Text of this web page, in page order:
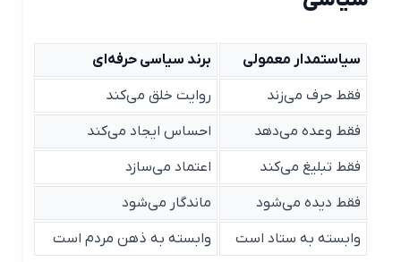
سیاستمدار معمولی
برند سیاسی حرفه‌ای
فقط حرف می‌زند
روایت خلق می‌کند
فقط وعده می‌دهد
احساس ایجاد می‌کند
فقط تبلیغ می‌کند
اعتماد می‌سازد
فقط دیده می‌شود
ماندگار می‌شود
وابسته به ستاد است
وابسته به ذهن مردم است